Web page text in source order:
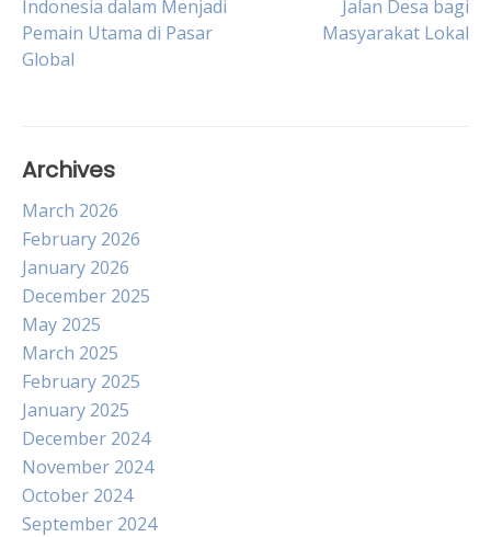
navigation
Indonesia dalam Menjadi
Pemain Utama di Pasar
Global
Jalan Desa bagi
Masyarakat Lokal
Archives
March 2026
February 2026
January 2026
December 2025
May 2025
March 2025
February 2025
January 2025
December 2024
November 2024
October 2024
September 2024